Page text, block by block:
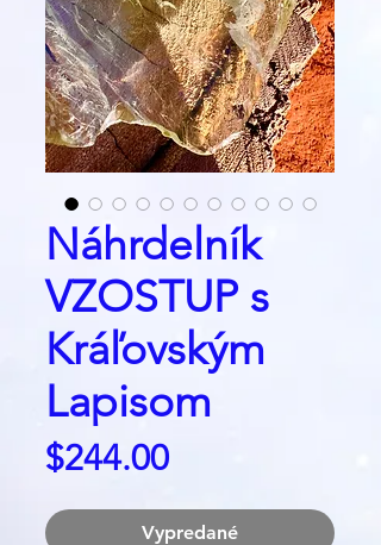
Náhrdelník
VZOSTUP s
Kráľovským
Lapisom
$244.00Price
Vypredané